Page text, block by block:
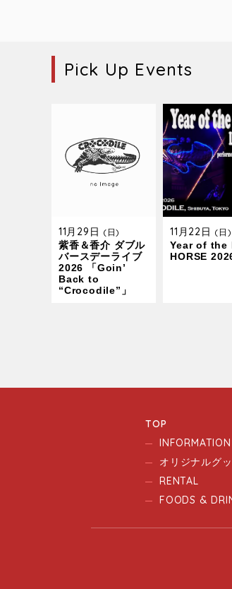
Pick Up Events
11月29日 (日)
紫香＆香介 ダブル
バースデーライブ
2026 「Goin’
Back to
“Crocodile”」
11月22日 (日)
Year of the
HORSE
TOP
オリジナルグ
RENTAL
FOODS &